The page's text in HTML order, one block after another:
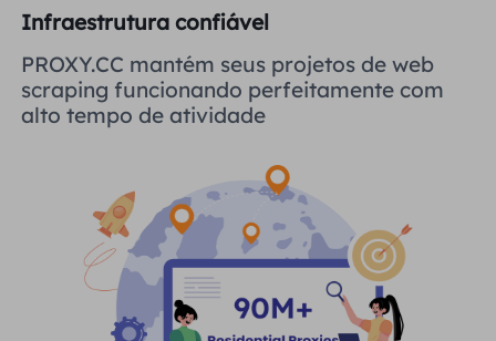
Infraestrutura confiável
PROXY.CC mantém seus projetos de web
scraping funcionando perfeitamente com
alto tempo de atividade